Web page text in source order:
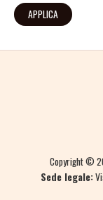
APPLICA
Copyright ©
Sede legale: